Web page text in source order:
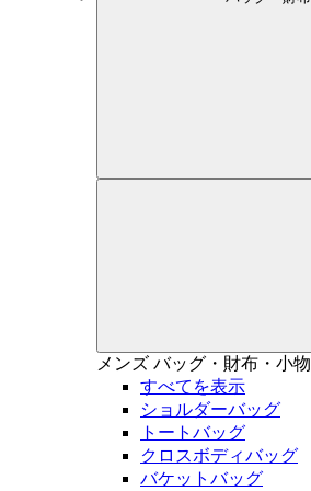
メンズ バッグ・財布・小物
すべてを表示
ショルダーバッグ
トートバッグ
クロスボディバッグ
バケットバッグ